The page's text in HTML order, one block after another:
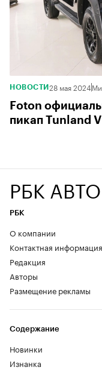
НОВОСТИ 28 мая 2024
Foton
пикап Tunland
РБК АВТО
РБК
О компании
Контактная информация
Редакция
Авторы
Размещение рекламы
Содержание
Новинки
Изнанка